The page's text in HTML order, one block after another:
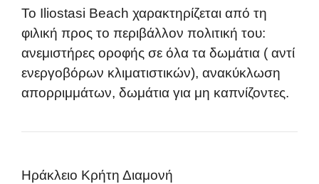
Το Iliostasi Beach χαρακτηρίζεται από τη
φιλική προς το περιβάλλον πολιτική του:
ανεμιστήρες οροφής σε όλα τα δωμάτια ( αντί
ενεργοβόρων κλιματιστικών), ανακύκλωση
απορριμμάτων, δωμάτια για μη καπνίζοντες.
Ηράκλειο Κρήτη Διαμονή